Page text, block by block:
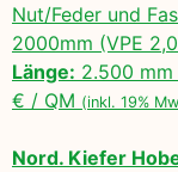
Nut/Feder und
2000mm (VPE
Länge: 2.500 mm
€ / QM (inkl. 19%
Nord. Kiefer